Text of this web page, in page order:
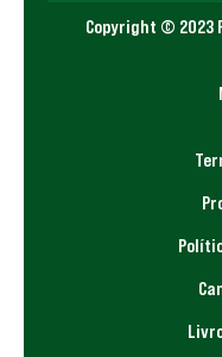
Copyright © 2023